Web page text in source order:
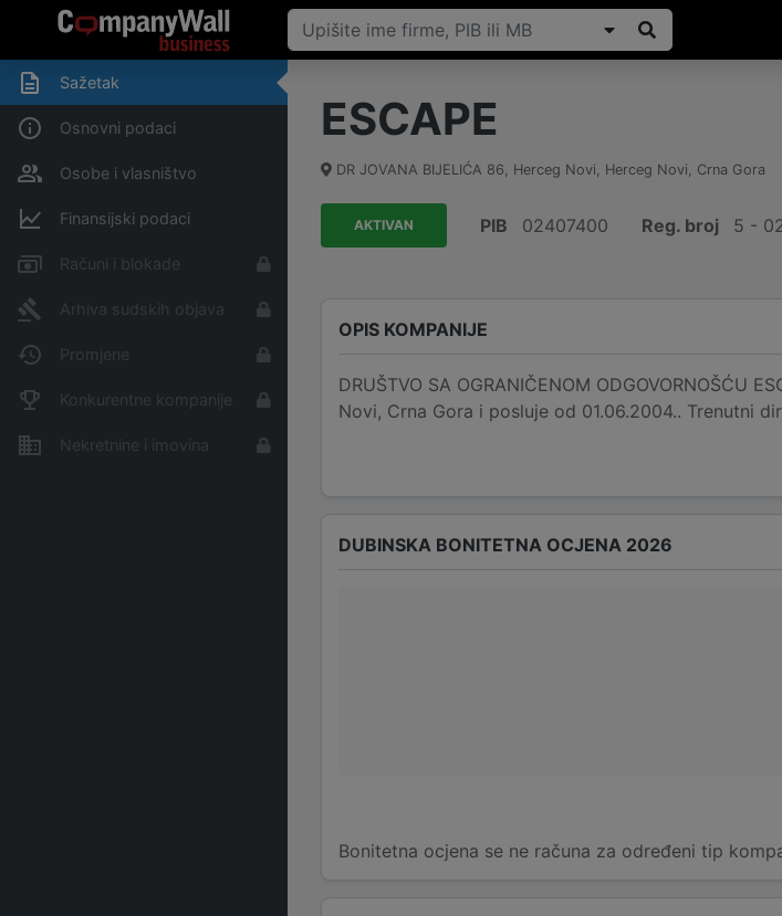
Sažetak
Osnovni podaci
Osobe i vlasništvo
Finansijski podaci
Računi i blokade
Arhiva sudskih objava
Promjene
Konkurentne kompanije
Nekretnine i imovina
ESCAPE
DR JOVANA BIJELIĆA 86, Herceg Novi, Herceg Novi, Crna Gora
AKTIVAN PIB 02407400 Reg. broj 5 -
OPIS KOMPANIJE
DRUŠTVO SA OGRANIČENOM ODGOVORNOŠĆU
Novi, Crna Gora i posluje od 01.06.2004.. Trenutni
DUBINSKA BONITETNA OCJENA 2026
Bonitetna ocjena se ne računa za određeni tip